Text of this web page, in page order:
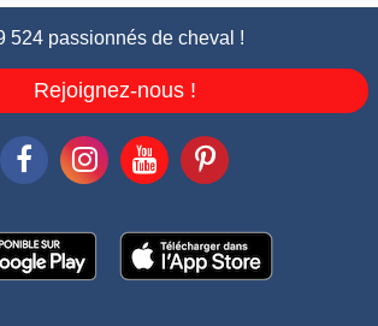
524 passionnés de cheval !
Rejoignez-nous !